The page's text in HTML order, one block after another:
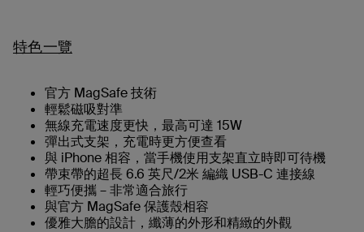
特色一覽
官方 MagSafe 技術
輕鬆磁吸對準
無線充電速度更快，最高可達 15W
彈出式支架，充電時更方便查看
與 iPhone 相容，當手機使用支架直立時即可待機
帶束帶的超長 6.6 英尺/2米 編織 USB-C 連接線
輕巧便攜 – 非常適合旅行
與官方 MagSafe 保護殼相容
優雅大膽的設計，纖薄的外形和精緻的外觀